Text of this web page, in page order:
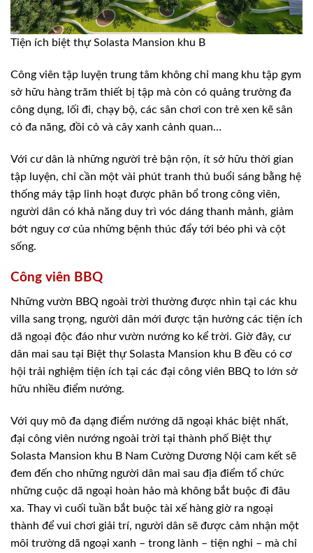
Tiện ích biệt thự Solasta Mansion khu B
Công viên tập luyện trung tâm không chỉ mang khu tập gym
sở hữu hàng trăm thiết bị tập mà còn có quảng trường đa
công dụng, lối đi, chạy bộ, các sân chơi con trẻ xen kẽ sân
cỏ đa năng, đồi cỏ và cây xanh cảnh quan…
Với cư dân là những người trẻ bận rộn, ít sở hữu thời gian
tập luyện, chỉ cần một vài phút tranh thủ buổi sáng bằng hệ
thống máy tập linh hoạt được phân bổ trong công viên,
người dân có khả năng duy trì vóc dáng thanh mảnh, giảm
bớt nguy cơ của những bệnh thúc đẩy tới béo phì và cột
sống.
Công viên BBQ
Những vườn BBQ ngoài trời thường được nhìn tại các khu
villa sang trọng, người dân mới được tận hưởng các tiện ích
dã ngoại độc đáo như vườn nướng ko kể trời. Giờ đây, cư
dân mai sau tại Biệt thự Solasta Mansion khu B đều có cơ
hội trải nghiệm tiện ích tại các đại công viên BBQ to lớn sở
hữu nhiều điểm nướng.
Với quy mô đa dạng điểm nướng dã ngoại khác biệt nhất,
đại công viên nướng ngoài trời tại thành phố Biệt thự
Solasta Mansion khu B Nam Cường Dương Nội cam kết sẽ
đem đến cho những người dân mai sau địa điểm tổ chức
những cuộc dã ngoại hoàn hảo mà không bắt buộc đi đâu
xa. Thay vì cuối tuần bắt buộc tài xế hàng giờ ra ngoại
thành để vui chơi giải trí, người dân sẽ được cảm nhận một
môi trường dã ngoại xanh – trong lành – tiện nghi – mà chỉ